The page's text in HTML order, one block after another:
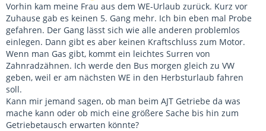
Vorhin kam meine Frau aus dem WE-Urlaub zurück. Kurz vor
Zuhause gab es keinen 5. Gang mehr. Ich bin eben mal Probe
gefahren. Der Gang lässt sich wie alle anderen problemlos
einlegen. Dann gibt es aber keinen Kraftschluss zum Motor.
Wenn man Gas gibt, kommt ein leichtes Surren von
Zahnradzähnen. Ich werde den Bus morgen gleich zu VW
geben, weil er am nächsten WE in den Herbsturlaub fahren
soll.
Kann mir jemand sagen, ob man beim AJT Getriebe da was
mache kann oder ob mich eine größere Sache bis hin zum
Getriebetausch erwarten könnte?